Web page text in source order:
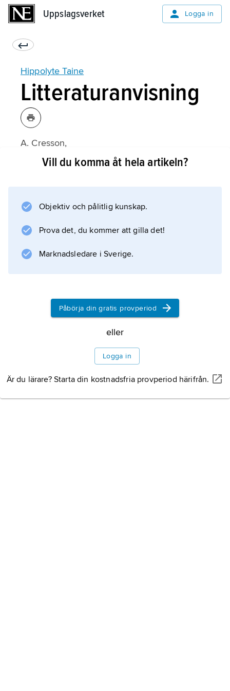
Uppslagsverket Logga in
Hippolyte Taine
Litteraturanvisning
A. Cresson,
Hippolyte Taine: Sa vie, son œuvre
Vill du komma åt hela artikeln?
Objektiv och pålitlig kunskap.
Prova det, du kommer att gilla det!
Marknadsledare i Sverige.
Påbörja din gratis provperiod
eller
Logga in
Är du lärare? Starta din kostnadsfria provperiod härifrån.